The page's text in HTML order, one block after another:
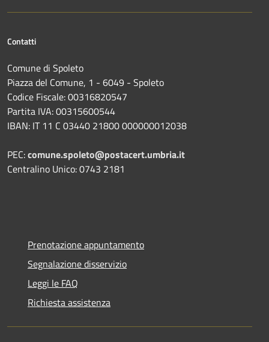
Contatti
Comune di Spoleto
Piazza del Comune, 1 - 6049 - Spoleto
Codice Fiscale: 00316820547
Partita IVA: 00315600544
IBAN: IT 11 C 03440 21800 000000012038
PEC:comune.spoleto@postacert.umbria.it
Centralino Unico: 0743 2181
Prenotazione appuntamento
Segnalazione disservizio
Leggi le FAQ
Richiesta assistenza